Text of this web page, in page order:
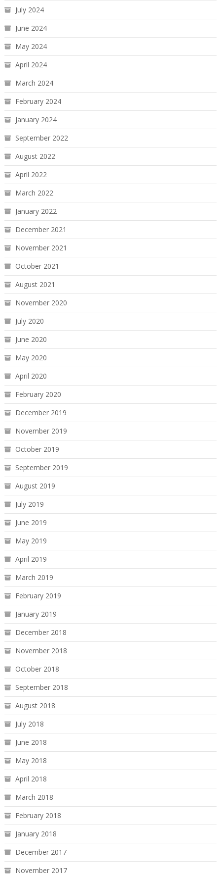
July 2024
June 2024
May 2024
April 2024
March 2024
February 2024
January 2024
September 2022
August 2022
April 2022
March 2022
January 2022
December 2021
November 2021
October 2021
August 2021
November 2020
July 2020
June 2020
May 2020
April 2020
February 2020
December 2019
November 2019
October 2019
September 2019
August 2019
July 2019
June 2019
May 2019
April 2019
March 2019
February 2019
January 2019
December 2018
November 2018
October 2018
September 2018
August 2018
July 2018
June 2018
May 2018
April 2018
March 2018
February 2018
January 2018
December 2017
November 2017